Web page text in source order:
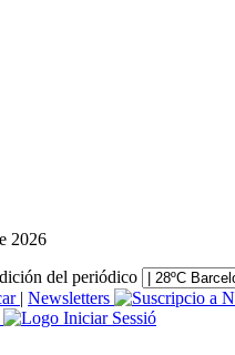
2026
del periódico
| Newsletters